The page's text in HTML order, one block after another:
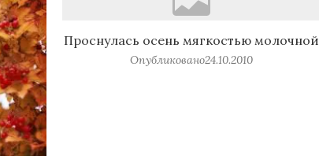
Проснулась осень мягкостью молочной
Опубликовано24.10.2010